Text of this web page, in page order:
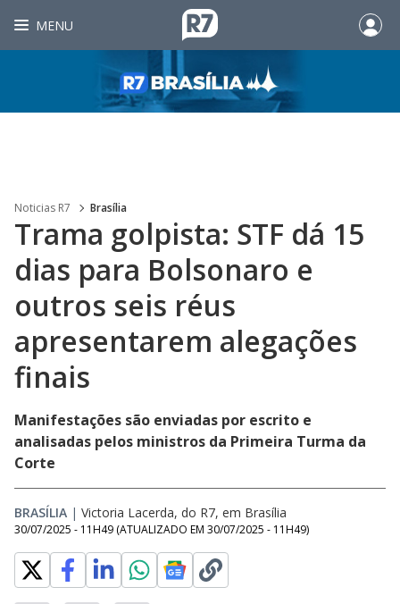
MENU
Noticias R7 Brasília
Trama golpista: STF dá 15
dias para Bolsonaro e
outros seis réus
apresentarem alegações
finais
Manifestações são enviadas por escrito e
analisadas pelos ministros da Primeira Turma da
Corte
BRASÍLIA | Victoria Lacerda, do R7, em Brasília
30/07/2025 - 11H49 (ATUALIZADO EM 30/07/2025 - 11H49)